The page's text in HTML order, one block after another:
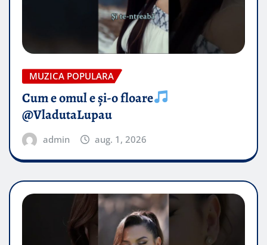
MUZICA POPULARA
Cum e omul e și-o floare
@VladutaLupau
admin aug. 1, 2026